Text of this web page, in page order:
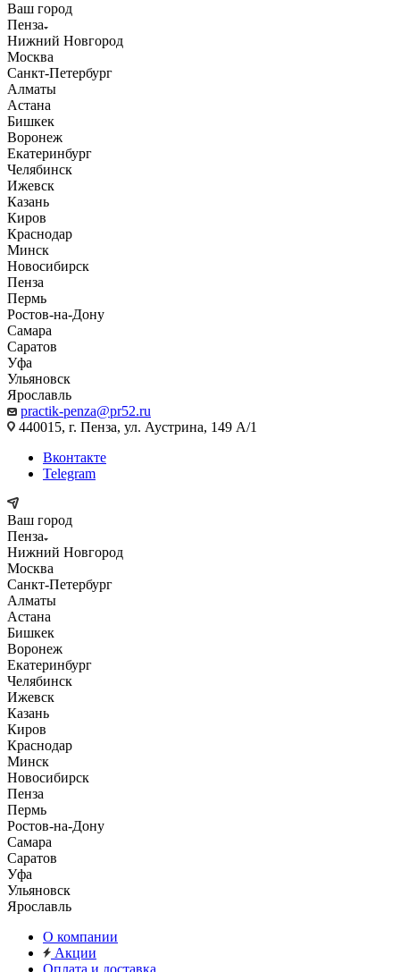
Ваш город
Пенза
Нижний Новгород
Москва
Санкт-Петербург
Алматы
Астана
Бишкек
Воронеж
Екатеринбург
Челябинск
Ижевск
Казань
Киров
Краснодар
Минск
Новосибирск
Пенза
Пермь
Ростов-на-Дону
Самара
Саратов
Уфа
Ульяновск
Ярославль
practik-penza@pr52.ru
440015, г. Пенза, ул. Аустрина, 149 А/1
Вконтакте
Telegram
Ваш город
Пенза
Нижний Новгород
Москва
Санкт-Петербург
Алматы
Астана
Бишкек
Воронеж
Екатеринбург
Челябинск
Ижевск
Казань
Киров
Краснодар
Минск
Новосибирск
Пенза
Пермь
Ростов-на-Дону
Самара
Саратов
Уфа
Ульяновск
Ярославль
О компании
Акции
Оплата и доставка